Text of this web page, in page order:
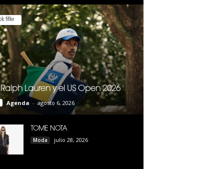
title
Lauren y el US Open 2026
Agenda - agosto 6, 2026
TOME NOTA
Moda julio 28, 2026